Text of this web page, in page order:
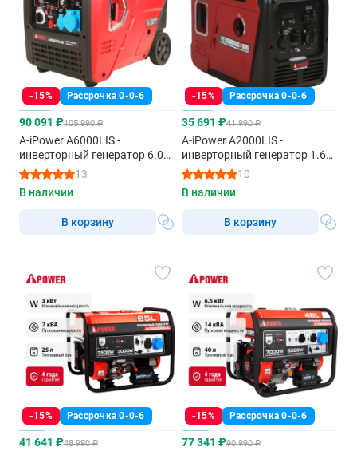
-15% Рассрочка 0-0-6
90 091 ₽105 990 ₽
A-iPower A6000LIS -
инверторный генератор 6.0
квт
13
В наличии
В корзину
-15% Рассрочка 0-0-6
35 691 ₽41 990 ₽
A-iPower A2000LIS -
инверторный генератор 1.6
квт
10
В наличии
В корзину
-15% Рассрочка 0-0-6
41 641 ₽48 990 ₽
-15% Рассрочка 0-0-6
77 341 ₽90 990 ₽